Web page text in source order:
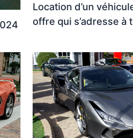
Location d’un
offre qui s’adresse à